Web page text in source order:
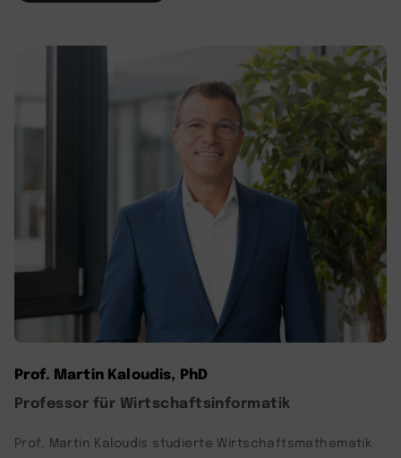
Prof. Martin Kaloudis, PhD
Professor für Wirtschaftsinformatik
Prof. Martin Kaloudis studierte Wirtschaftsmathematik